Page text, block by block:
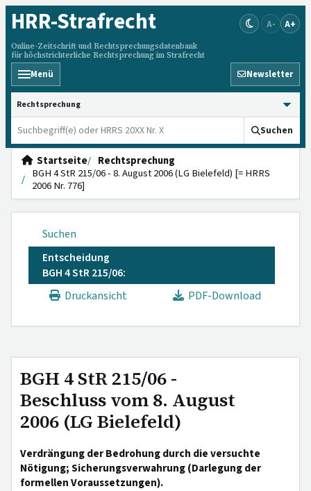
HRR-Strafrecht
Online-Zeitschrift und Rechtsprechungsdatenbank
für höchstrichterliche Rechtsprechung im Strafrecht
A- A+
Menü Newsletter
HRRS durchsuchen
Suchen
Startseite
Rechtsprechung
BGH 4 StR 215/06 - 8. August 2006 (LG Bielefeld) [= HRRS
2006 Nr. 776]
Suchen
Entscheidung
BGH 4 StR 215/06:
Druckansicht
PDF-Download
BGH 4 StR 215/06 -
Beschluss vom 8. August
2006 (LG Bielefeld)
Verdrängung der Bedrohung durch die versuchte
Nötigung; Sicherungsverwahrung (Darlegung der
formellen Voraussetzungen).